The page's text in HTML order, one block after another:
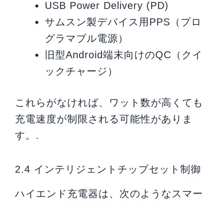
USB Power Delivery (PD)
サムスン製デバイス用PPS（プロ
グラマブル電源）
旧型Android端末向けのQC（クイ
ックチャージ）
これらがなければ、ワット数が高くても
充電速度が制限される可能性がありま
す。.
2.4 インテリジェントチップセット制御
ハイエンド充電器は、次のようなスマー